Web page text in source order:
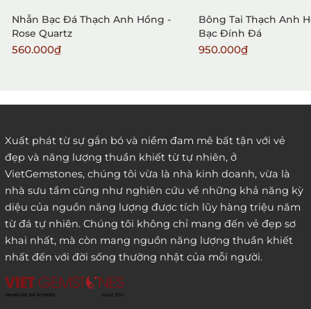
3. Đặt hàng thông quaemail hay chat trực tiếp với
chúng tôi:
Nhẫn Bạc Đá Thạch Anh Hồng -
Rose Quartz
560.000₫
Bông Tai Thạch Anh
Bạc Đính Đá
950.000₫
Xuất phát từ sự gắn bó và niềm đam mê bất tận với vẻ
đẹp và năng lượng thuần khiết từ tự nhiên, ở
VietGemstones, chúng tôi vừa là nhà kinh doanh, vừa là
nhà sưu tầm cũng như nghiên cứu về những khả năng kỳ
diệu của nguồn năng lượng được tích lũy hàng triệu năm
từ đá tự nhiên. Chúng tôi không chỉ mang đến vẻ đẹp sơ
khai nhất, mà còn mang nguồn năng lượng thuần khiết
nhất đến với đời sống thường nhật của mỗi người.